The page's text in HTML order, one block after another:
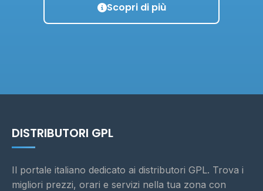
Scopri di più
DISTRIBUTORI GPL
Il portale italiano dedicato ai distributori GPL. Trova i
migliori prezzi, orari e servizi nella tua zona con